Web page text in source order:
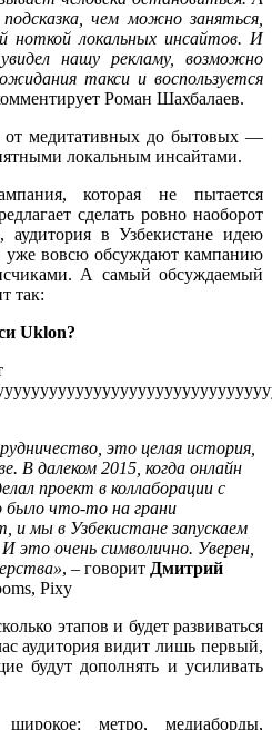
чем можно заняться,
ноткой локальных инсайтов. И
нашу рекламу, возможно
такси и воспользуется
Роман Шахбалаев.
медитативных до бытовых —
локальным инсайтами.
которая не пытается
сделать ровно наоборот
в Узбекистане идею
уже вовсю обсуждают кампанию
А самый обсуждаемый
так:
Uklon?
это целая история,
В далеком 2015, когда онлайн
проект в коллаборации с
было что-то на грани
и мы в Узбекистане запускаем
это очень символично. Уверен,
, – говорит Дмитрий
Pixy
этапов и будет развиваться
аудитория видит лишь первый,
будут дополнять и усиливать
широкое: метро, медиаборды,